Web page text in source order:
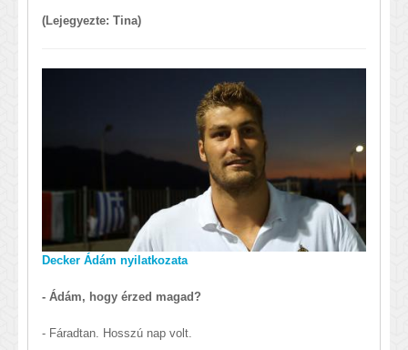
(Lejegyezte: Tina)
Decker Ádám nyilatkozata
- Ádám, hogy érzed magad?
- Fáradtan. Hosszú nap volt.